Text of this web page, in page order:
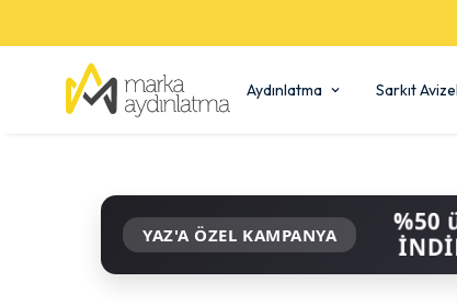
Aydınlatma Sarkıt
YAZ'A ÖZEL KAMPANYA %50